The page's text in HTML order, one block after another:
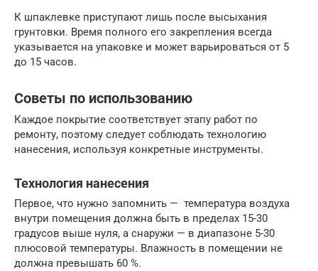
К шпаклевке приступают лишь после высыхания
грунтовки. Время полного его закрепления всегда
указывается на упаковке и может варьироваться от 5
до 15 часов.
Советы по использованию
Каждое покрытие соответствует этапу работ по
ремонту, поэтому следует соблюдать технологию
нанесения, используя конкретные инструменты.
Технология нанесения
Первое, что нужно запомнить — температура воздуха
внутри помещения должна быть в пределах 15-30
градусов выше нуля, а снаружи — в диапазоне 5-30
плюсовой температуры. Влажность в помещении не
должна превышать 60 %.